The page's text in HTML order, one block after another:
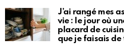
J’ai rangé mes
vie : le jour où
placard de
que je faisais de